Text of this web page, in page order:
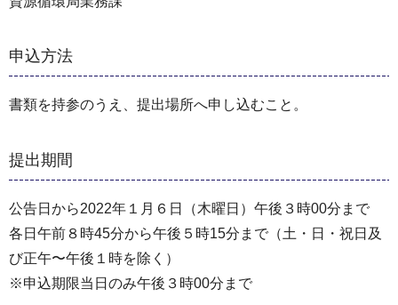
申込方法
書類を持参のうえ、提出場所へ申し込むこと。
提出期間
公告日から2022年１月６日（木曜日）午後３時00分まで
各日午前８時45分から午後５時15分まで（⼟・⽇・祝⽇及
び正午〜午後１時を除く）
※申込期限当日のみ午後３時00分まで